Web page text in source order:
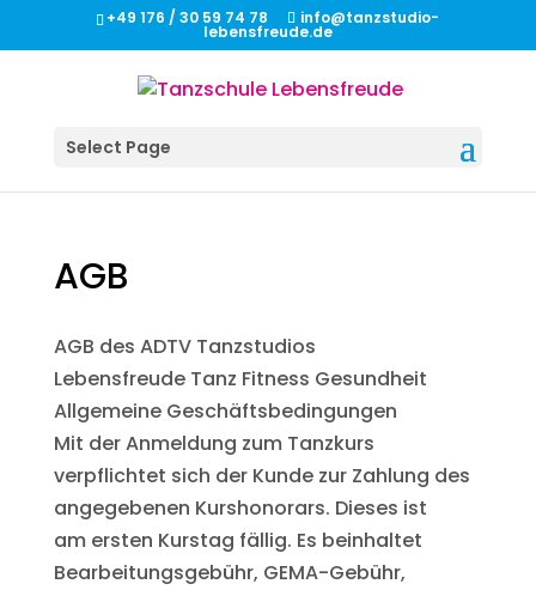
+49 176 / 30 59 74 78 info@tanzstudio-
lebensfreude.de
Select Page
AGB
AGB des ADTV Tanzstudios
Lebensfreude Tanz Fitness Gesundheit
Allgemeine Geschäftsbedingungen
Mit der Anmeldung zum Tanzkurs
verpflichtet sich der Kunde zur Zahlung des
angegebenen Kurshonorars. Dieses ist
am ersten Kurstag fällig. Es beinhaltet
Bearbeitungsgebühr, GEMA-Gebühr,